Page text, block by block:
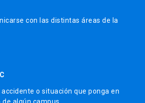
con las distintas áreas de la
o situación que ponga en